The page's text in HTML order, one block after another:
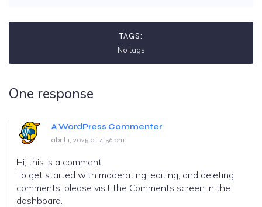
TAGS:
No tags
One response
A WordPress Commenter
abril 1, 2025 at 4:56 pm
Hi, this is a comment.
To get started with moderating, editing, and deleting
comments, please visit the Comments screen in the
dashboard.